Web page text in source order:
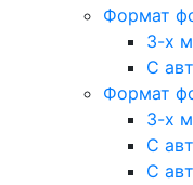
Формат
3-х
С
Формат
3-х
С
С